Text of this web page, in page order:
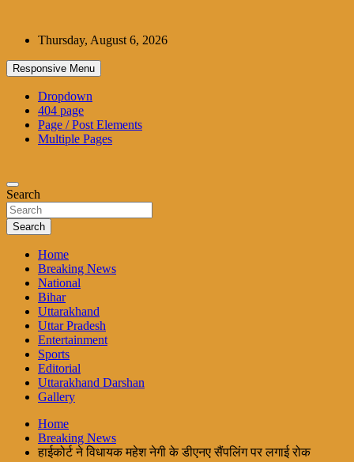
contentThursday, August 6, 2026
Responsive Menu
Dropdown
404 page
Page / Post Elements
Multiple Pages
Search
Search
Home
Breaking News
National
Bihar
Uttarakhand
Uttar Pradesh
Entertainment
Sports
Editorial
Uttarakhand Darshan
Gallery
Home
Breaking News
हाईकोर्ट ने विधायक महेश नेगी के डीएनए सैंपलिंग पर लगाई रोक